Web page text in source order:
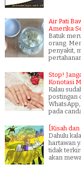
Air Pati
Amerika
Batuk
orang.
penyakit,
Stop!
Konotasi
Kalau
postingan
pada
[Kisah
Dahulu
hartawan
tidak
akan